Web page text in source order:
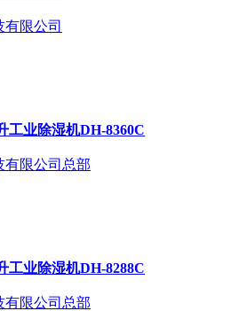
限公司
工业除湿机DH-8360C
有限公司总部
工业除湿机DH-8288C
有限公司总部